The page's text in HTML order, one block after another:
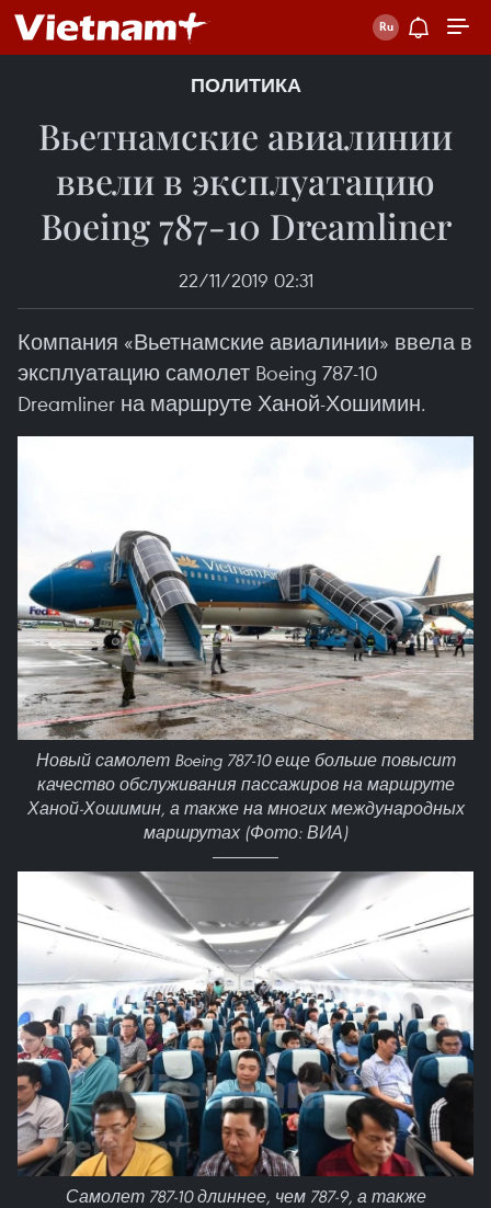
ПОЛИТИКА
Вьетнамские авиалинии
ввели в эксплуатацию
Boeing 787-10 Dreamliner
22/11/2019 02:31
Компания «Вьетнамские авиалинии» ввела в
эксплуатацию самолет Boeing 787-10
Dreamliner на маршруте Ханой-Хошимин.
Новый самолет Boeing 787-10 еще больше повысит
качество обслуживания пассажиров на маршруте
Ханой-Хошимин, а также на многих международных
маршрутах (Фото: ВИА)
Самолет 787-10 длиннее, чем 787-9, а также